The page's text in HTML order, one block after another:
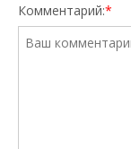
Комментарий:*